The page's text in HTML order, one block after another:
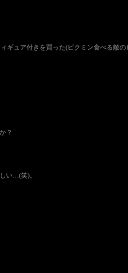
ギュア付きを買った(ピクミン食べる敵の
？
い…(笑)。